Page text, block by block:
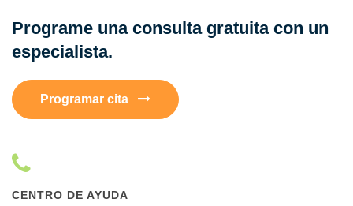
Programe una consulta gratuita con un
especialista.
Programar cita
CENTRO DE AYUDA